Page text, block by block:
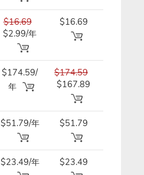
$16.69
$2.99/年
$16.69
$174.59/
年
$174.59
$167.89
$51.79/年 $51.79
$23.49/年 $23.49